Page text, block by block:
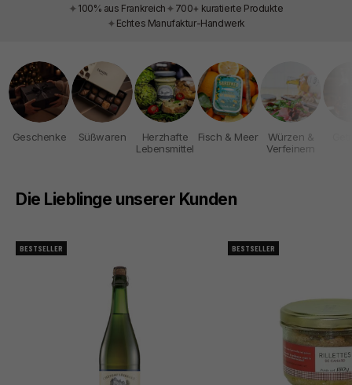
✦ 100% aus Frankreich ✦ 700+ kuratierte Produkte
✦ Echtes Manufaktur-Handwerk
Geschenke Süßwaren
Herzhafte
Lebensmittel
Fisch & Meer
Würzen &
Verfeinern
Die Lieblinge unserer Kunden
BESTSELLER BESTSELLER